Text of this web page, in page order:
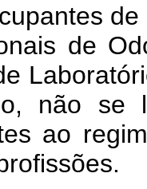
de
de
não se
ao